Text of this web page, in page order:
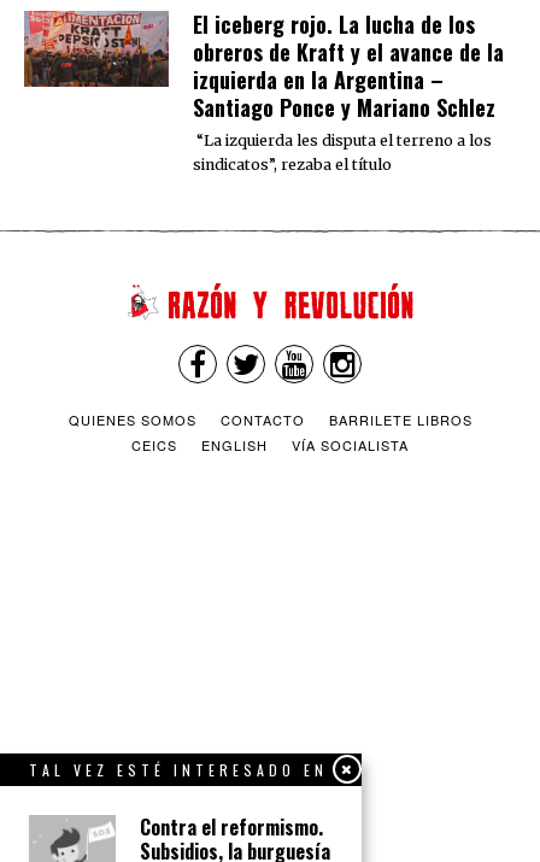
El iceberg rojo. La lucha de los
obreros de Kraft y el avance de la
izquierda en la Argentina –
Santiago Ponce y Mariano Schlez
“La izquierda les disputa el terreno a los
sindicatos”, rezaba el título
QUIENES SOMOS CONTACTO
BARRILETE LIBROS
CEICS
ENGLISH VÍA SOCIALISTA
TAL VEZ ESTÉ INTERESADO EN
Contra el reformismo.
Subsidios, la burguesía